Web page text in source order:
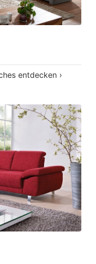
entdecken ›